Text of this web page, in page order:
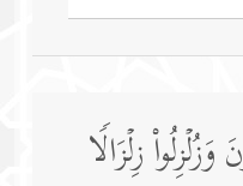
زِلۡزَالࣰا